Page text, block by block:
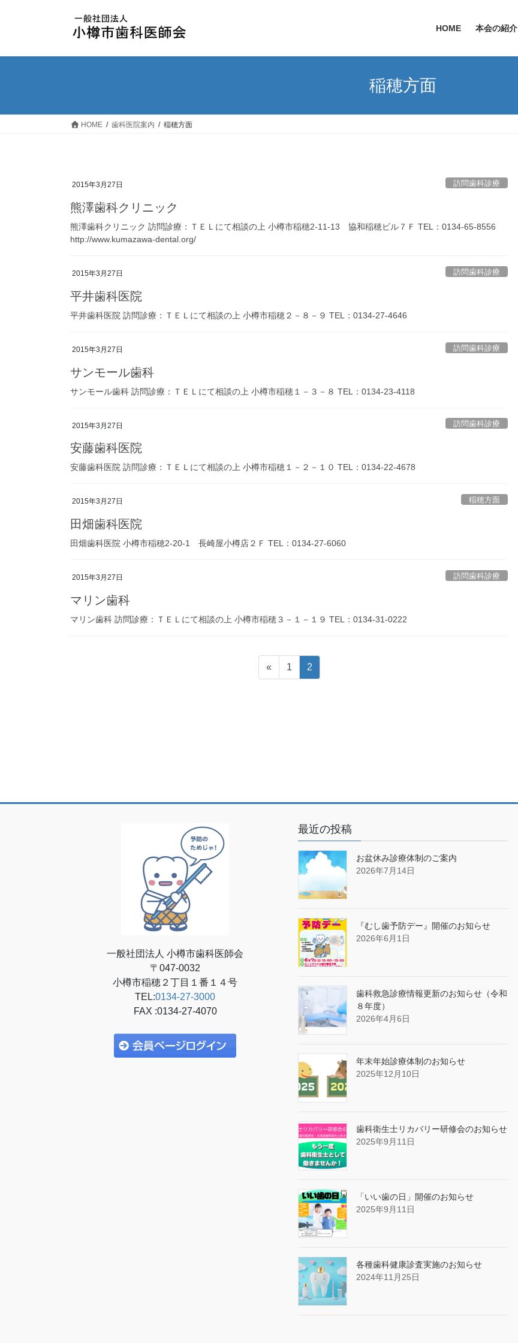
HOME 本会の紹介
稲穂方面
HOME 歯科医院案内 稲穂方面
2015年3月27日 訪問歯科診療
熊澤歯科クリニック
熊澤歯科クリニック 訪問診療：ＴＥＬにて相談の上 小樽市稲穂2-11-13 協和稲穂ビル７Ｆ TEL：0134-65-8556
http://www.kumazawa-dental.org/
2015年3月27日 訪問歯科診療
平井歯科医院
平井歯科医院 訪問診療：ＴＥＬにて相談の上 小樽市稲穂２－８－９ TEL：0134-27-4646
2015年3月27日 訪問歯科診療
サンモール歯科
サンモール歯科 訪問診療：ＴＥＬにて相談の上 小樽市稲穂１－３－８ TEL：0134-23-4118
2015年3月27日 訪問歯科診療
安藤歯科医院
安藤歯科医院 訪問診療：ＴＥＬにて相談の上 小樽市稲穂１－２－１０ TEL：0134-22-4678
2015年3月27日 稲穂方面
田畑歯科医院
田畑歯科医院 小樽市稲穂2-20-1 長崎屋小樽店２Ｆ TEL：0134-27-6060
2015年3月27日 訪問歯科診療
マリン歯科
マリン歯科 訪問診療：ＴＥＬにて相談の上 小樽市稲穂３－１－１９ TEL：0134-31-0222
り
«
固
定
1
固
定
2
一般社団法人 小樽市歯科医師会
〒047-0032
小樽市稲穂２丁目１番１４号
TEL:0134-27-3000
FAX :0134-27-4070
最近の投稿
お盆休み診療体制のご案内
2026年7月14日
『むし歯予防デー』開催のお知らせ
2026年6月1日
歯科救急診療情報更新のお知らせ（令和
８年度）
2026年4月6日
年末年始診療体制のお知らせ
2025年12月10日
歯科衛生士リカバリー研修会のお知らせ
2025年9月11日
「いい歯の日」開催のお知らせ
2025年9月11日
各種歯科健康診査実施のお知らせ
2024年11月25日